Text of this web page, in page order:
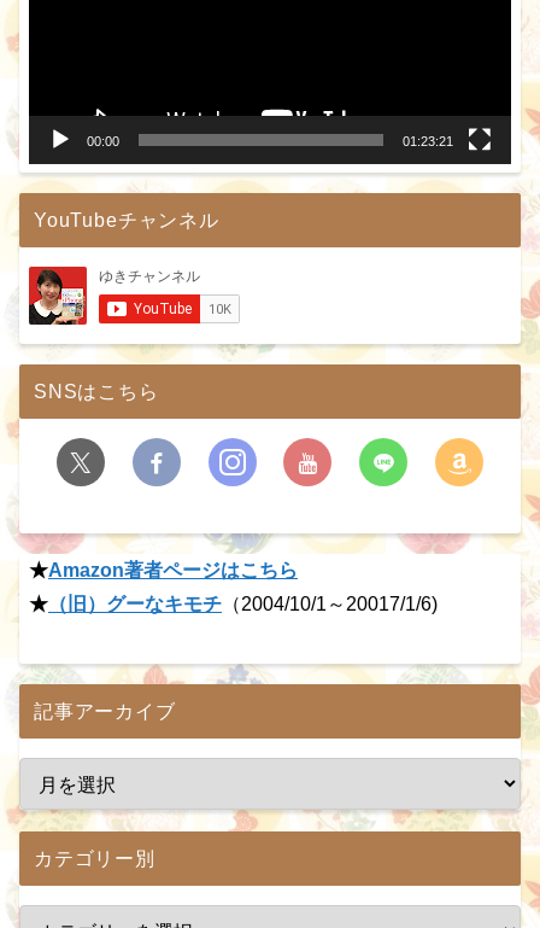
00:00 01:23:21
YouTubeチャンネル
SNSはこちら
★Amazon著者ページはこちら
★ （旧）グーなキモチ （2004/10/1～20017/1/6)
記事アーカイブ
カテゴリー別